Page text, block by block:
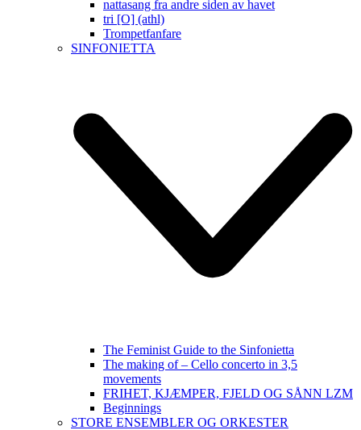
nattasang fra andre siden av havet
tri [O] (athl)
Trompetfanfare
SINFONIETTA
The Feminist Guide to the Sinfonietta
The making of – Cello concerto in 3,5
movements
FRIHET, KJÆMPER, FJELD OG SÅNN LZM
Beginnings
STORE ENSEMBLER OG ORKESTER